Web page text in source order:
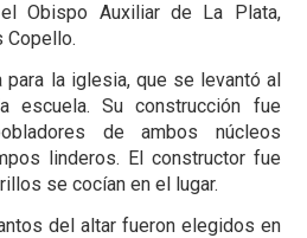
Obispo Auxiliar de La Plata,
Copello.
para la iglesia, que se levantó al
Su construcción fue
de ambos núcleos
linderos. El constructor fue
se cocían en el lugar.
del altar fueron elegidos en